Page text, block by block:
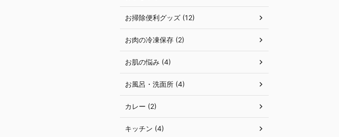
お掃除便利グッズ (12)
お肉の冷凍保存 (2)
お肌の悩み (4)
お風呂・洗面所 (4)
カレー (2)
キッチン (4)